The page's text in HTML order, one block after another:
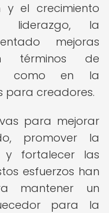
el crecimiento
liderazgo, la
mejoras
términos de
como en la
para creadores.
para mejorar
promover la
y fortalecer las
esfuerzos han
mantener un
para la